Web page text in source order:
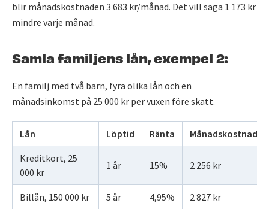
blir månadskostnaden 3 683 kr/månad. Det vill säga 1 173 kr
mindre varje månad.
Samla familjens lån, exempel 2:
En familj med två barn, fyra olika lån och en
månadsinkomst på 25 000 kr per vuxen före skatt.
Lån Löptid Ränta Månadskostnad
Kreditkort, 25
000 kr
1 år 15% 2 256 kr
Billån, 150 000 kr 5 år 4,95% 2 827 kr